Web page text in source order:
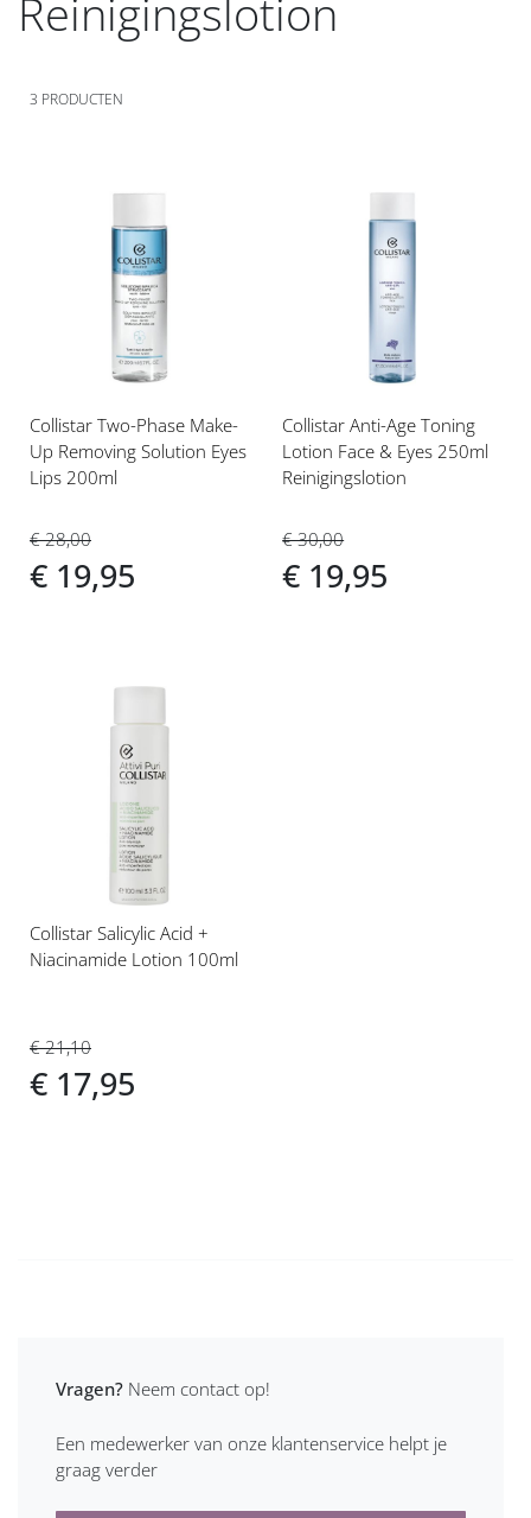
Reinigingslotion
3 PRODUCTEN
verlanglijst
Collistar Two-Phase Make-
Up Removing Solution Eyes
Lips 200ml
€ 28,00
€ 19,95
verlanglijst
Collistar Anti-Age Toning
Lotion Face & Eyes 250ml
Reinigingslotion
€ 30,00
€ 19,95
verlanglijst
Collistar Salicylic Acid +
Niacinamide Lotion 100ml
€ 21,10
€ 17,95
Vragen? Neem contact op!
Een medewerker van onze klantenservice helpt je
graag verder